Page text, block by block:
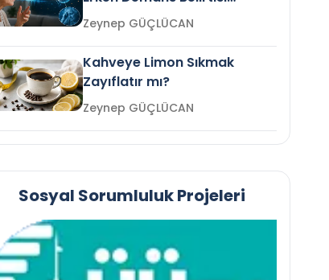
Olabilir mi?Zeynep GÜÇLÜCAN
Kahveye Limon Sıkmak
Zayıflatır mı?
Zeynep GÜÇLÜCAN
Sosyal Sorumluluk Projeleri